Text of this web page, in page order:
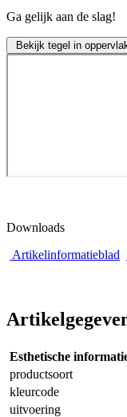
Ga gelijk aan de slag!
Bekijk tegel in
Downloads
Artikelinformatieblad
Esthetische
productsoort
kleurcode
uitvoering